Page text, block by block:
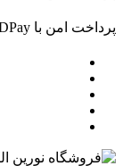
پرداخت امن با IDPay